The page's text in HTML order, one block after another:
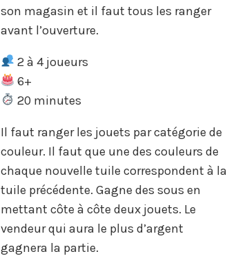
son magasin et il faut tous les ranger
avant l’ouverture.
2 à 4 joueurs
6+
20 minutes
Il faut ranger les jouets par catégorie de
couleur. Il faut que une des couleurs de
chaque nouvelle tuile correspondent à la
tuile précédente. Gagne des sous en
mettant côte à côte deux jouets. Le
vendeur qui aura le plus d’argent
gagnera la partie.